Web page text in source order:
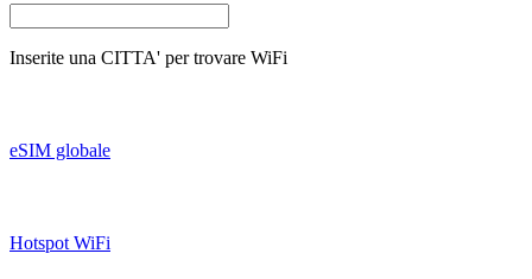
Inserite una CITTA' per trovare WiFi
eSIM globale
Hotspot WiFi